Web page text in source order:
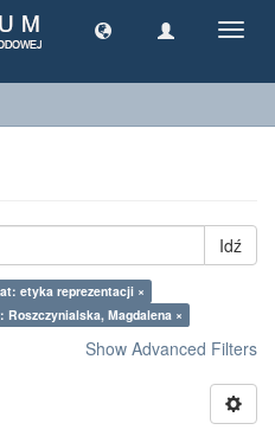
Idź
etyka reprezentacji ×
Roszczynialska, Magdalena ×
Show Advanced Filters